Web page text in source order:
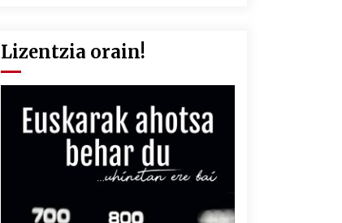
Lizentzia orain!